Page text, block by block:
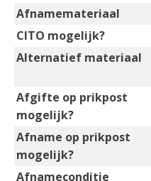
Afnamemateriaal
CITO mogelijk?
Alternatief materiaal
Afgifte op prikpost
mogelijk?
Afname op prikpost
mogelijk?
Afnameconditie